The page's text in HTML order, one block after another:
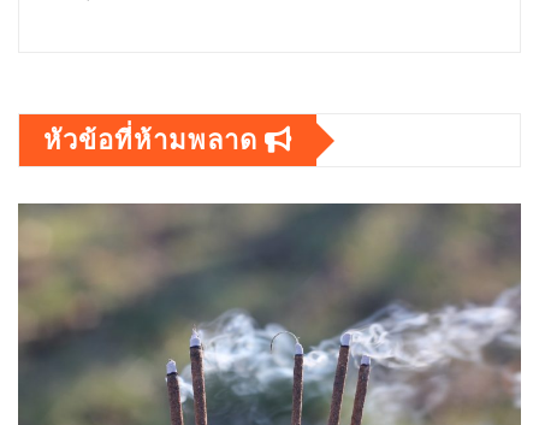
หัวข้อที่ห้ามพลาด